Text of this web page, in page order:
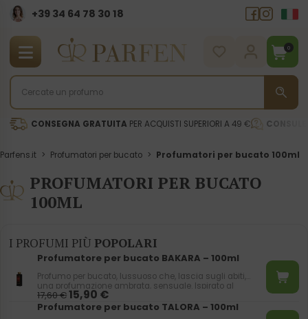
+39 34 64 78 30 18
0
CONSEGNA GRATUITA PER ACQUISTI SUPERIORI A 49 €
Parfens.it > Profumatori per bucato > Profumatori per bucato 100ml
PROFUMATORI PER BUCATO
100ML
I PROFUMI PIÙ POPOLARI
Profumatore per bucato BAKARA – 100ml
Profumo per bucato, lussuoso che, lascia sugli abiti,
una profumazione ambrata, sensuale. Ispirato al
nostro profumo bestseller 756.
17,60€15,90 €
Profumatore per bucato TALORA – 100ml